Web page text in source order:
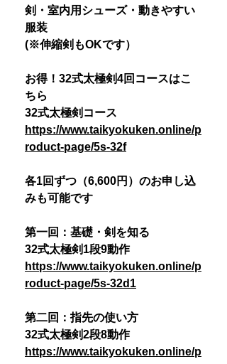
剣・室内用シューズ・動きやすい
服装
(※伸縮剣もOKです）
お得！32式太極剣4回コースはこ
ちら
32式太極剣コース
https://www.taikyokuken.online/p
roduct-page/5s-32f
各1回ずつ（6,600円）のお申し込
みも可能です
第一回：基礎・剣を知る
32式太極剣1段9動作
https://www.taikyokuken.online/p
roduct-page/5s-32d1
第二回：指先の使い方
32式太極剣2段8動作
https://www.taikyokuken.online/p